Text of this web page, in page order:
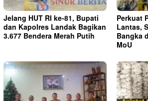
Jelang HUT RI ke-81, Bupati
dan Kapolres Landak Bagikan
3.677 Bendera Merah Putih
Perkuat
Lantas,
Bangka
MoU